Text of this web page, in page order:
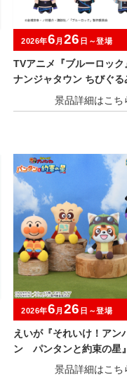
TVアニメ『ブルーロック
ナンジャタウン ちびぐる
ャイにゃFes～
2026年6 月 26 日～登場
えいが『それいけ！アン
ン パンタンと約束の
2026年6 月 26 日～登場